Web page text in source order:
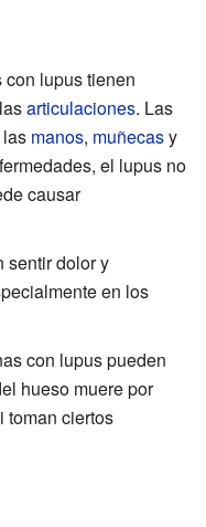
lupus tienen
articulaciones. Las
manos, muñecasy
el lupus no
causar
sentir dolor y
en los
con lupus pueden
hueso muere por
toman ciertos